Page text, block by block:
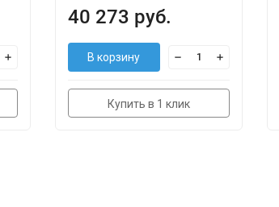
40 273 руб.
В корзину
Купить в 1 клик